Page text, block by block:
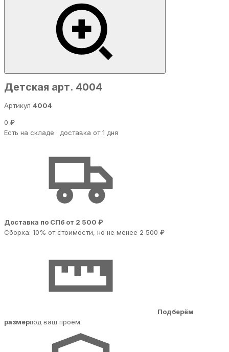
Детская арт. 4004
Артикул 4004
0 ₽
Есть на складе · доставка от 1 дня
Доставка по СПб от 2 500 ₽
Сборка: 10% от стоимости, но не менее 2 500 ₽
Подберём
размерпод ваш проём